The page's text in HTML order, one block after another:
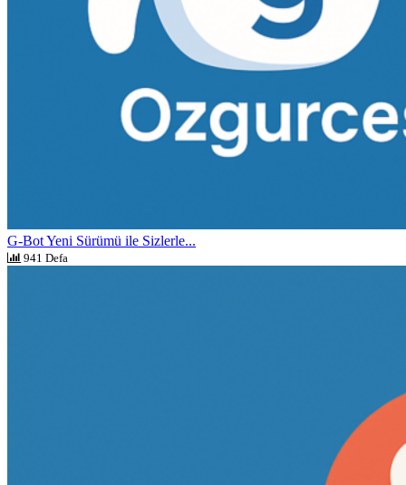
G-Bot Yeni Sürümü ile Sizlerle...
941 Defa